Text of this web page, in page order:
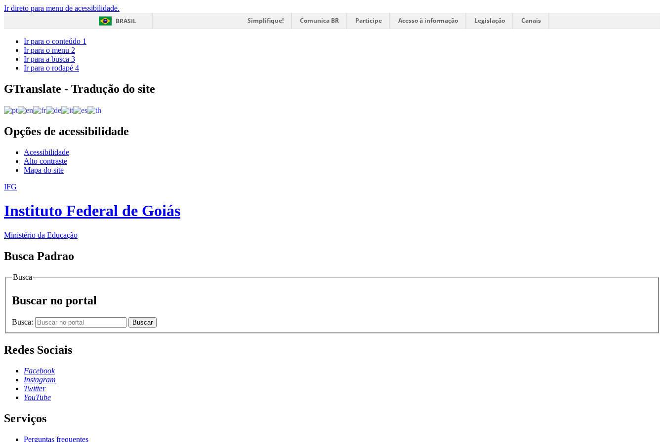
Ir direto para menu de acessibilidade.
BRASIL
Simplifique! Comunica BR Participe Acesso à informação Legislação Canais
Ir para o conteúdo 1
Ir para o menu 2
Ir para a busca 3
Ir para o rodapé 4
GTranslate - Tradução do site
Opções de acessibilidade
Acessibilidade
Alto contraste
Mapa do site
IFG
Instituto Federal de Goiás
Ministério da Educação
Busca Padrao
Busca
Buscar no portal
Busca: Buscar
Redes Sociais
Facebook
Instagram
Twitter
YouTube
Serviços
Perguntas frequentes